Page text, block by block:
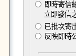
即時寄信
立即發信
已批次寄
反映即時